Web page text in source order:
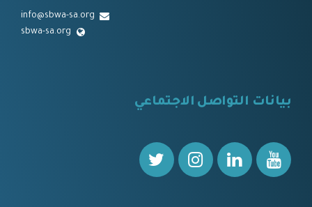
info@sbwa-sa.org
sbwa-sa.org
بيانات التواصل الاجتماعي